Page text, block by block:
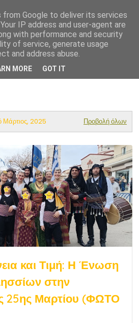
2025 Προβολή όλων
και Τιμή: Η Ένωση
στην
25ης Μαρτίου (ΦΩΤΟ
from Google to deliver its services
IP address and user-agent are
with performance and security
of service, generate usage
and address abuse.
MORE GOT IT